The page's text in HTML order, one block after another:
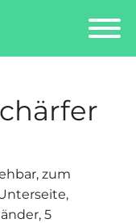
zum
5